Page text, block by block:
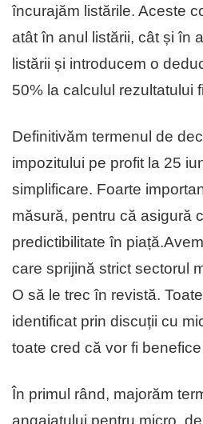
încurajăm listările. Aceste
atât în anul listării, cât și în
listării și introducem o
50% la calculul rezultatului
Definitivăm termenul de
impozitului pe profit la 25
simplificare. Foarte
măsură, pentru că asigură
predictibilitate în
care sprijină strict sectorul
O să le trec în revistă.
identificat prin discuții cu
toate cred că vor fi
În primul rând, majorăm
angajatului pentru micro,